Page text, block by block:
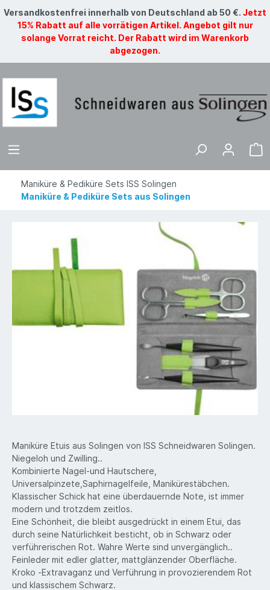
Versandkostenfrei innerhalb von Deutschland ab 50 €. Jetzt
15% Rabatt auf alle vorrätigen Artikel. Angebot gilt nur
solange Vorrat reicht. Der Rabatt wird im Warenkorb
abgezogen.
Maniküre & Pediküre Sets ISS Solingen
Maniküre & Pediküre Sets aus Solingen
Maniküre Etuis aus Solingen von ISS Schneidwaren Solingen.
Niegeloh und Zwilling..
Kombinierte Nagel-und Hautschere,
Universalpinzete,Saphirnagelfeile, Manikürestäbchen.
Klassischer Schick hat eine überdauernde Note, ist immer
modern und trotzdem zeitlos.
Eine Schönheit, die bleibt ausgedrückt in einem Etui, das
durch seine Natürlichkeit besticht, ob in Schwarz oder
verführerischen Rot. Wahre Werte sind unvergänglich..
Feinleder mit edler glatter, mattglänzender Oberfläche.
Kroko -Extravaganz und Verführung in provozierendem Rot
und klassischem Schwarz.